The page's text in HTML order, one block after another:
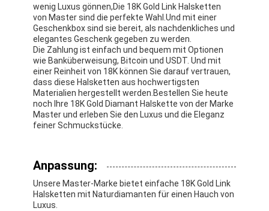
wenig Luxus gönnen,Die 18K Gold Link Halsketten
von Master sind die perfekte Wahl.Und mit einer
Geschenkbox sind sie bereit, als nachdenkliches und
elegantes Geschenk gegeben zu werden.
Die Zahlung ist einfach und bequem mit Optionen
wie Banküberweisung, Bitcoin und USDT. Und mit
einer Reinheit von 18K können Sie darauf vertrauen,
dass diese Halsketten aus hochwertigsten
Materialien hergestellt werden.Bestellen Sie heute
noch Ihre 18K Gold Diamant Halskette von der Marke
Master und erleben Sie den Luxus und die Eleganz
feiner Schmuckstücke.
Anpassung:
Unsere Master-Marke bietet einfache 18K Gold Link
Halsketten mit Naturdiamanten für einen Hauch von
Luxus.